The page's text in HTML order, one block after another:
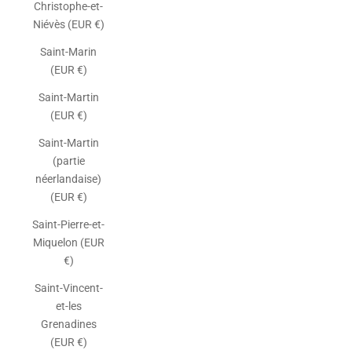
Christophe-et-
Niévès (EUR €)
Saint-Marin
(EUR €)
Saint-Martin
(EUR €)
Saint-Martin
(partie
néerlandaise)
(EUR €)
Saint-Pierre-et-
Miquelon (EUR
€)
Saint-Vincent-
et-les
Grenadines
(EUR €)